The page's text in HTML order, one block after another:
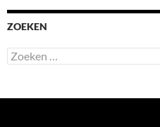
ZOEKEN
Zoeken
naar: